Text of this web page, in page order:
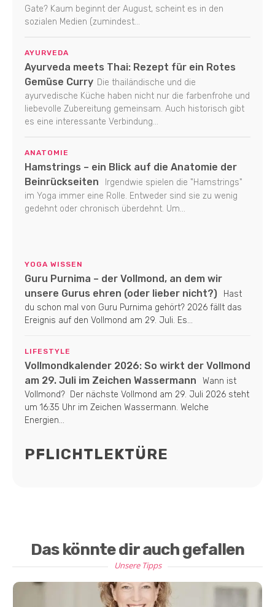
Gate? Kaum beginnt der August, scheint es in den
sozialen Medien (zumindest...
AYURVEDA
Ayurveda meets Thai: Rezept für ein Rotes
Gemüse Curry Die thailändische und die
ayurvedische Küche haben nicht nur die farbenfrohe und
liebevolle Zubereitung gemeinsam. Auch historisch gibt
es eine interessante Verbindung...
ANATOMIE
Hamstrings – ein Blick auf die Anatomie der
Beinrückseiten
Irgendwie spielen die "Hamstrings"
im Yoga immer eine Rolle. Entweder sind sie zu wenig
gedehnt oder chronisch überdehnt. Um...
YOGA WISSEN
Guru Purnima – der Vollmond, an dem wir
unsere Gurus ehren (oder lieber nicht?)
Hast
du schon mal von Guru Purnima gehört? 2026 fällt das
Ereignis auf den Vollmond am 29. Juli. Es...
LIFESTYLE
Vollmondkalender 2026: So wirkt der Vollmond
am 29. Juli im Zeichen Wassermann
Wann ist
Vollmond? Der nächste Vollmond am 29. Juli 2026 steht
um 16:35 Uhr im Zeichen Wassermann. Welche
Energien...
PFLICHTLEKTÜRE
Das könnte dir auch gefallen
Unsere Tipps